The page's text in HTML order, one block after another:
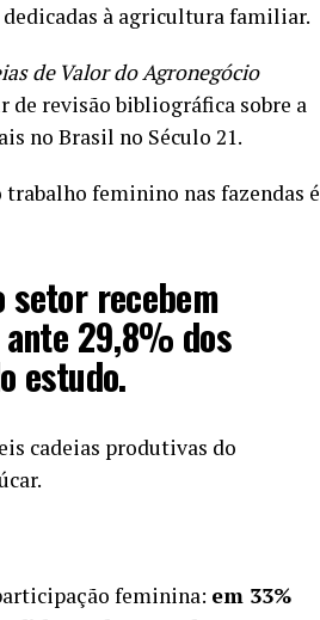
à agricultura familiar.
de Valor do Agronegócio
de revisão bibliográfica sobre a
no Brasil no Século 21.
trabalho feminino nas fazendas é
setor recebem
29,8% dos
estudo.
cadeias produtivas do
feminina: em 33%